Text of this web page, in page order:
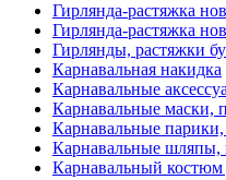
Гирлянда-растяжка
Гирлянда-растяжка
Гирлянды, растяжки
Карнавальная накидка
Карнавальные
Карнавальные маски,
Карнавальные
Карнавальные шляпы,
Карнавальный костюм